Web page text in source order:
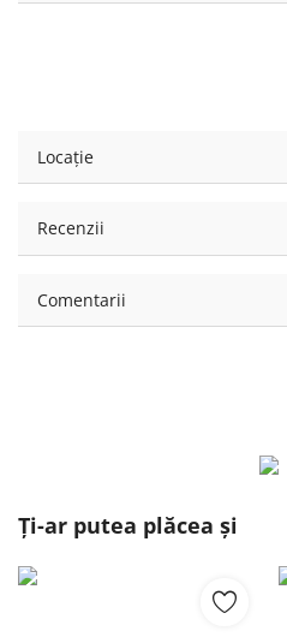
Locație
Recenzii
Comentarii
Ți-ar putea plăcea și